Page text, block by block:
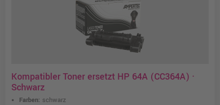
Kompatibler Toner ersetzt HP 64A (CC364A) ·
Schwarz
Farben: schwarz